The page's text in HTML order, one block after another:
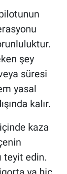
şey
süresi
yasal
kalır.
kaza
teyit edin.